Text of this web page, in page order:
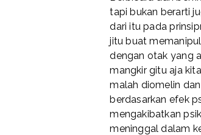
tapi bukan berarti
dari itu pada
jitu buat
dengan otak yang
mangkir gitu aja
malah diomelin
berdasarkan efek
mengakibatkan
meninggal dalam